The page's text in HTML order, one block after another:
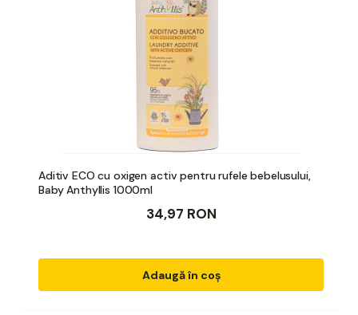
Aditiv ECO cu oxigen activ pentru rufele bebelusului,
Baby Anthyllis 1000ml
34,97 RON
Adaugă în coș